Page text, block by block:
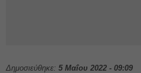
Δημοσιεύθηκε: 5 Μαΐου 2022 - 09:09